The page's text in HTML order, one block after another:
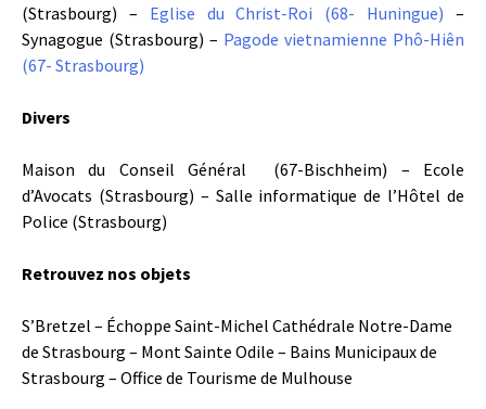
(Strasbourg) – Eglise du Christ-Roi (68- Huningue) –
Synagogue (Strasbourg) – Pagode vietnamienne Phô-Hiên
(67- Strasbourg)
Divers
Maison du Conseil Général (67-Bischheim) – Ecole
d’Avocats (Strasbourg) – Salle informatique de l’Hôtel de
Police (Strasbourg)
Retrouvez nos objets
S’Bretzel – Échoppe Saint-Michel Cathédrale Notre-Dame
de Strasbourg – Mont Sainte Odile – Bains Municipaux de
Strasbourg – Office de Tourisme de Mulhouse